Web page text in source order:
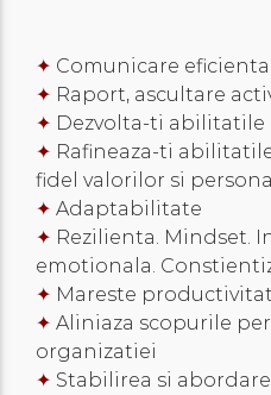
✦ Comunicare eficienta
✦ Raport, ascultare
✦ Dezvolta-ti
✦ Rafineaza-ti
fidel valorilor si
✦ Adaptabilitate
✦ Rezilienta. Mindset.
emotionala.
✦ Mareste
✦ Aliniaza scopurile
organizatiei
✦ Stabilirea si